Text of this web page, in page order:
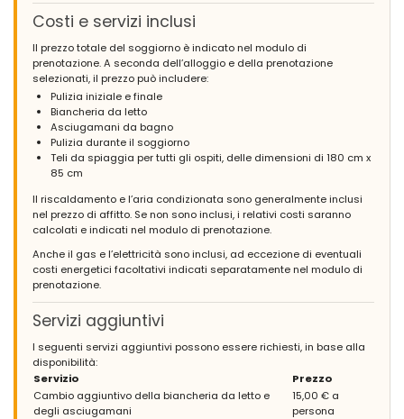
Objekt unbedingt weiter empfehlen!
Una casa al top! Pulito, moderno e molto ben tenuto!
Consigliamo vivamente la proprietà!
- 8,9
Famiglie con figli più grandi - Agosto 2017 - Spagna :
(Testo originale)
piscina puedes tener una visita inesperada de los q vienen a
limpiar la piscina. No llaman a la puerta y te los encuentras
pegándote un susto.
(Tradotto da Google)
Ci sono i parassiti delle zanzare e se siete in giardino e in
piscina potreste avere una visita inaspettata da parte di chi
viene a pulire la piscina. Non bussano alla porta e ti accorgi che
ti spaventano.
- 7,4
Coppie mature - Giugno 2016 - Francia :
Costi e servizi inclusi
Il prezzo totale del soggiorno è indicato nel modulo di
prenotazione. A seconda dell’alloggio e della prenotazione
selezionati, il prezzo può includere:
Pulizia iniziale e finale
Biancheria da letto
Asciugamani da bagno
Pulizia durante il soggiorno
Teli da spiaggia per tutti gli ospiti, delle dimensioni di 180 cm x
85 cm
Il riscaldamento e l’aria condizionata sono generalmente inclusi
nel prezzo di affitto. Se non sono inclusi, i relativi costi saranno
calcolati e indicati nel modulo di prenotazione.
Anche il gas e l’elettricità sono inclusi, ad eccezione di eventuali
costi energetici facoltativi indicati separatamente nel modulo di
prenotazione.
Servizi aggiuntivi
I seguenti servizi aggiuntivi possono essere richiesti, in base alla
disponibilità:
Servizio
Prezzo
Cambio aggiuntivo della biancheria da letto e
degli asciugamani
15,00 € a
persona